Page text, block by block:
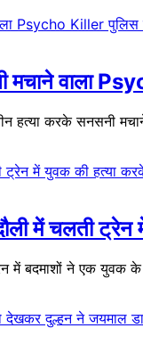
मचाने वाला
हत्या करके सनसनी
में चलती ट्रेन में
बदमाशों ने एक युवक के